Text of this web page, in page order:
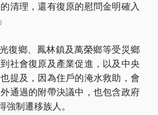
清理，還有復原的慰問金明確入
復鄉、鳳林鎮及萬榮鄉等受災鄉
社會復原及產業促進，以及中央
提及，因為住戶的淹水救助，會
通過的附帶決議中，也包含政府
制遷移族人。